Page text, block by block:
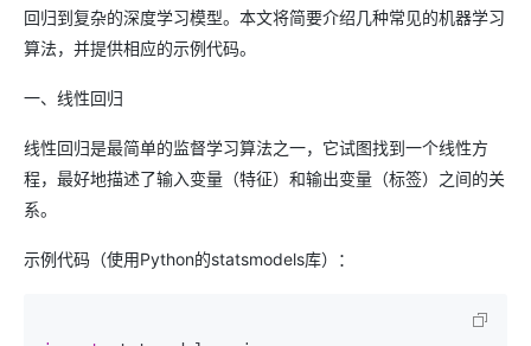
回归到复杂的深度学习模型。本文将简要介绍几种常见的机器学习
算法，并提供相应的示例代码。
一、线性回归
线性回归是最简单的监督学习算法之一，它试图找到一个线性方
程，最好地描述了输入变量（特征）和输出变量（标签）之间的关
系。
示例代码（使用Python的statsmodels库）：